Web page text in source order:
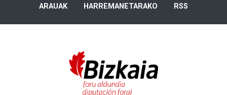
ARAUAK HARREMANETARAKO RSS